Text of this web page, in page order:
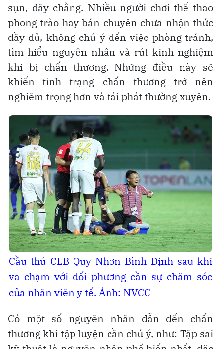
sụn, dây chằng. Nhiều người chơi thể thao
phong trào hay bán chuyên chưa nhận thức
đầy đủ, không chú ý đến việc phòng tránh,
tìm hiểu nguyên nhân và rút kinh nghiệm
khi bị chấn thương. Những điều này sẽ
khiến tình trạng chấn thương trở nên
nghiêm trọng hơn và tái phát thường xuyên.
Cầu thủ CLB Quy Nhơn Bình Định sau khi
va chạm với đối phương cần sự chăm sóc
của nhân viên y tế. Ảnh: NVCC
Có một số nguyên nhân dẫn đến chấn
thương khi tập luyện cần chú ý, như: Tập sai